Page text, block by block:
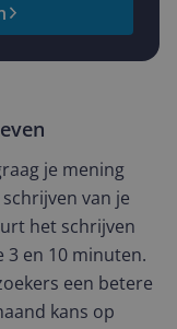
je mening
van je
het schrijven
3 en 10 minuten.
een betere
kans op